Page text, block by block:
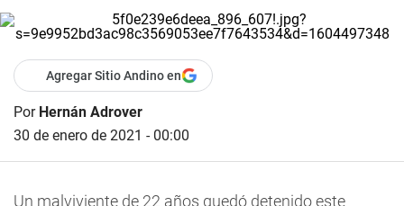
Agregar Sitio Andino en
Por Hernán Adrover
30 de enero de 2021 - 00:00
Un malviviente de 22 años quedó detenido este